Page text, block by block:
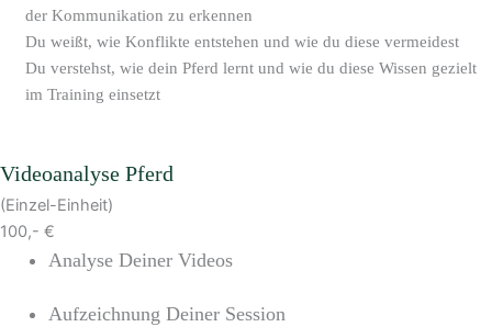
der Kommunikation zu erkennen
Du weißt, wie Konflikte entstehen und wie du diese vermeidest
Du verstehst, wie dein Pferd lernt und wie du diese Wissen gezielt
im Training einsetzt
Videoanalyse Pferd
(Einzel-Einheit)
100,- €
Analyse Deiner Videos
Aufzeichnung Deiner Session